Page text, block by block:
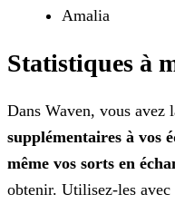
Amalia
Statistiques à
Dans Waven, vous avez
supplémentaires à vos
même vos sorts en
obtenir. Utilisez-les avec